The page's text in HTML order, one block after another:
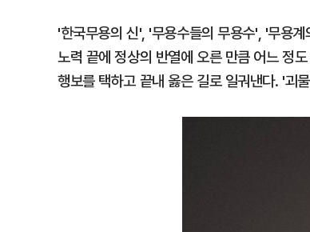
'한국무용의 신', '무용수들의 무용수', '무용
노력 끝에 정상의 반열에 오른 만큼 어느 정
행보를 택하고 끝내 옳은 길로 일궈낸다. '괴